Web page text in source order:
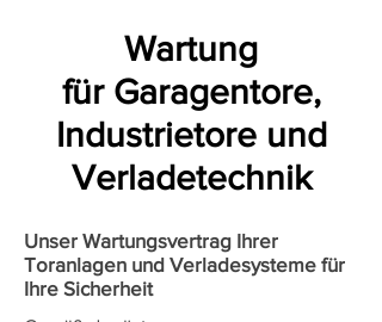
Wartung
für Garagentore,
Industrietore und
Verladetechnik
Unser Wartungsvertrag Ihrer
Toranlagen und Verladesysteme für
Ihre Sicherheit